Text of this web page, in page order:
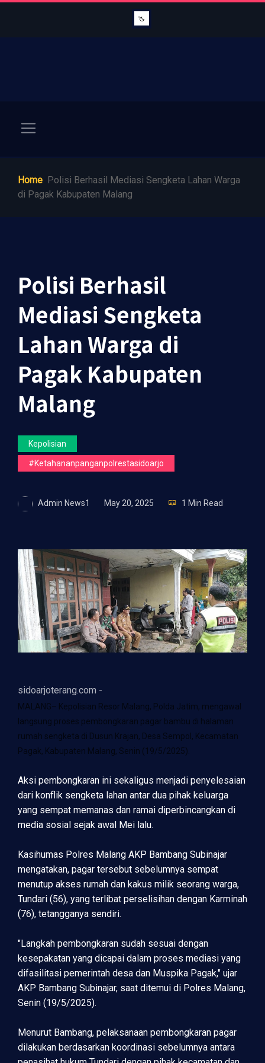
Home Polisi Berhasil Mediasi Sengketa Lahan Warga
di Pagak Kabupaten Malang
Polisi Berhasil
Mediasi Sengketa
Lahan Warga di
Pagak Kabupaten
Malang
Kepolisian
#ketahananpanganpolrestasidoarjo
Admin News1 May 20, 2025 1 Min Read
sidoarjoterang.com -
MALANG– Kepolisian Resor Malang, Polda Jatim, mengawal
langsung proses pembongkaran pagar bambu di halaman
rumah sengketa di Dusun Krajan, Desa Sempol, Kecamatan
Pagak, Kabupaten Malang, Senin (19/5/2025).
Aksi pembongkaran ini sekaligus menjadi penyelesaian
dari konflik sengketa lahan antar dua pihak keluarga
yang sempat memanas dan ramai diperbincangkan di
media sosial sejak awal Mei lalu.
Kasihumas Polres Malang AKP Bambang Subinajar
mengatakan, pagar tersebut sebelumnya sempat
menutup akses rumah dan kakus milik seorang warga,
Tundari (56), yang terlibat perselisihan dengan Karminah
(76), tetangganya sendiri.
"Langkah pembongkaran sudah sesuai dengan
kesepakatan yang dicapai dalam proses mediasi yang
difasilitasi pemerintah desa dan Muspika Pagak," ujar
AKP Bambang Subinajar, saat ditemui di Polres Malang,
Senin (19/5/2025).
Menurut Bambang, pelaksanaan pembongkaran pagar
dilakukan berdasarkan koordinasi sebelumnya antara